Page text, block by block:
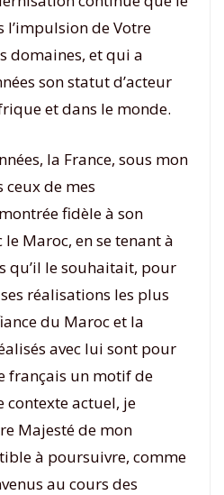
l’impulsion de Votre
domaines, et qui a
son statut d’acteur
et dans le monde.
la France, sous mon
de mes
fidèle à son
Maroc, en se tenant à
qu’il le souhaitait, pour
réalisations les plus
du Maroc et la
avec lui sont pour
français un motif de
contexte actuel, je
Majesté de mon
à poursuivre, comme
au cours des